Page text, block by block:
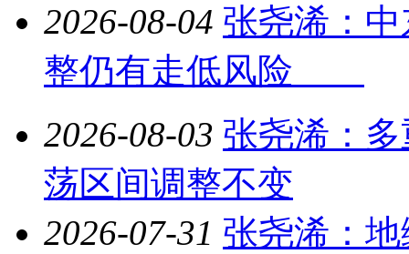
2026-08-04 张尧浠：
整仍有走低风险
2026-08-03 张尧浠：
荡区间调整不变
2026-07-31 张尧浠：